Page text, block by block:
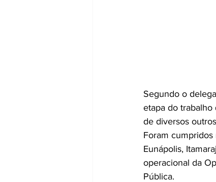
Segundo o
etapa do
de diversos
Foram cumpridos
Eunápolis,
operacional da
Pública.